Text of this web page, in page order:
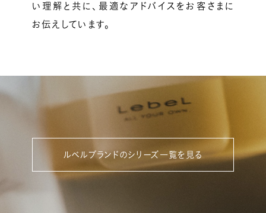
い理解と共に、最適なアドバイスをお客さまに
お伝えしています。
ルベルブランドのシリーズ一覧を見る